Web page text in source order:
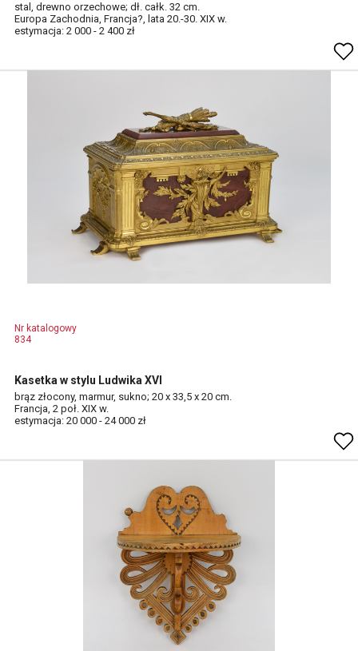
stal, drewno orzechowe; dł. całk. 32 cm.
Europa Zachodnia, Francja?, lata 20.-30. XIX w.
estymacja: 2 000 - 2 400 zł
Nr katalogowy
834
Kasetka w stylu Ludwika XVI
brąz złocony, marmur, sukno; 20 x 33,5 x 20 cm.
Francja, 2 poł. XIX w.
estymacja: 20 000 - 24 000 zł